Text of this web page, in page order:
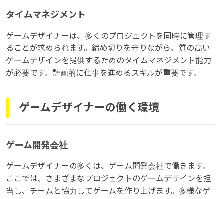
タイムマネジメント
ゲームデザイナーは、多くのプロジェクトを同時に管理す
ることが求められます。締め切りを守りながら、質の高い
ゲームデザインを提供するためのタイムマネジメント能力
が必要です。計画的に仕事を進めるスキルが重要です。
ゲームデザイナーの働く環境
ゲーム開発会社
ゲームデザイナーの多くは、ゲーム開発会社で働きます。
ここでは、さまざまなプロジェクトのゲームデザインを担
当し、チームと協力してゲームを作り上げます。多様なゲ